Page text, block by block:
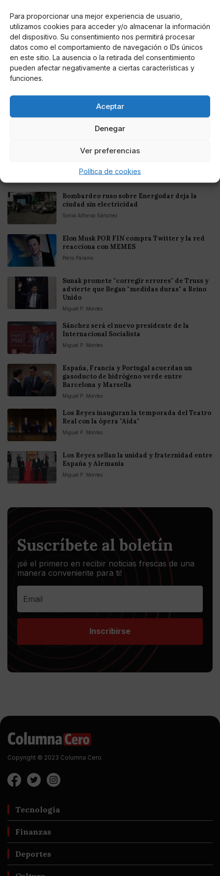
Para proporcionar una mejor experiencia de usuario,
utilizamos cookies para acceder y/o almacenar la información
del dispositivo. Su consentimiento nos permitirá procesar
datos como el comportamiento de navegación o IDs únicos
en este sitio. La ausencia o la retirada del consentimiento
pueden afectar negativamente a ciertas características y
funciones.
Aceptar
Denegar
Ver preferencias
Política de cookies
Mejores casinos online con
criptomonedas y Bitcoin en México 2025
Entretenimiento
Fortnite regresa para iOS en la Unión
Europea
Te puede interesar
Felipe VI: "La Unión Europea juega un papel
Miguel P. Montes
Bombardeo ruso sobre Energodar deja la
ciudad sin electricidad
Sonia Alfonso Sánchez
Elon Musk POR FIN compra Twitter y la red
reacciona con MEMES
Perro Páramo
Sunak promete "corregir errores" de Truss y
advierte que llegan "medidas duras" a Reino
Unido
Miguel P. Montes
Sánchez será el nuevo presidente de la
Internacional Socialista
Miguel P. Montes
España, Francia y Portugal acuerdan un
gasoducto de hidrógeno verde entre
Barcelona y Marsella
Miguel P. Montes
Los Reyes inauguran la temporada del Teatro
Real con la ópera "Aída"
Miguel P. Montes
Los Reyes sellan la unidad y fraternidad entre
España y Alemania
Miguel P. Montes
Suscríbete al boletín
¡sé el primero en recibir noticias frescas de una
manera conveniente para ti!
Inscribirse
Copyright © 2023 Columna Cero
Tecnología
Finanzas
Deportes